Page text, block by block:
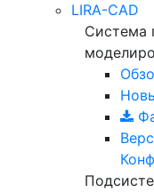
LIRA-CAD
Система